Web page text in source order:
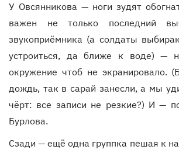
У Овсянникова — ноги зудят
важен не только последний
звукоприёмника (а солдаты
устроиться, да ближе к воде) —
окружение чтоб не экранировало.
дождь, так в сарай занесли, а мы
чёрт: все записи не резкие?) И —
Бурлова.
Сзади — ещё одна группка пешая к